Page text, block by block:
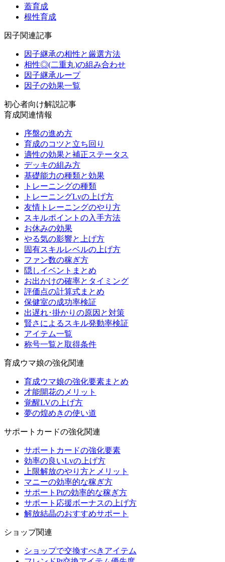
蓋育成
根性育成
因子関連記事
因子継承の相性と厳選方法
相性◎(二重丸)の組み合わせ
因子継承ループ
因子の効果一覧
初心者向け解説記事
育成関連情報
序盤の進め方
育成のコツと立ち回り
適性の効果と補正ステータス
デッキの組み方
基礎能力の種類と効果
トレーニングの種類
トレーニングLvの上げ方
友情トレーニングのやり方
スキルポイントの入手方法
お休みの効果
やる気の影響と上げ方
固有スキルレベルの上げ方
ファン数の稼ぎ方
隠しイベントまとめ
お出かけの確率とタイミング
評価点の計算式まとめ
保健室の成功率検証
出遅れ･掛かりの原因と対策
賢さによるスキル発動率検証
アイテム一覧
称号一覧と取得条件
育成ウマ娘の強化関連
育成ウマ娘の強化要素まとめ
才能開花のメリット
覚醒LVの上げ方
夢の煌めきの使い道
サポートカードの強化関連
サポートカードの強化要素
効率の良いLvの上げ方
上限解放のやり方とメリット
マニーの効率的な稼ぎ方
サポートPtの効率的な稼ぎ方
サポート応援ボーナスの上げ方
解放結晶のおすすめサポート
ショップ関連
ショップで交換すべきアイテム